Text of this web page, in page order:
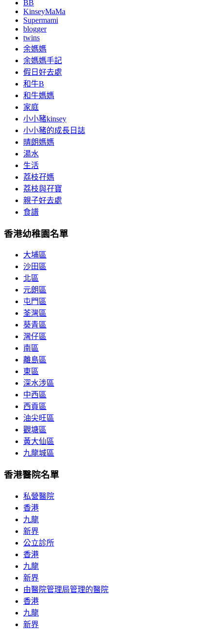
BB
KinseyMaMa
Supermami
blogger
twins
余媽媽
余媽媽手記
假日好去處
和牛B
和牛媽媽
家庭
小小豬kinsey
小小豬的成長日誌
晴朗媽媽
湯水
生活
荔枝孖媽
荔枝與孖寶
親子好去處
食譜
香港幼稚園名單
大埔區
沙田區
北區
元朗區
屯門區
荃灣區
葵青區
灣仔區
南區
離島區
東區
深水涉區
中西區
西貢區
油尖旺區
觀塘區
黃大仙區
九龍城區
香港醫院名單
私營醫院
香港
九龍
新界
公立診所
香港
九龍
新界
由醫院管理局管理的醫院
香港
九龍
新界